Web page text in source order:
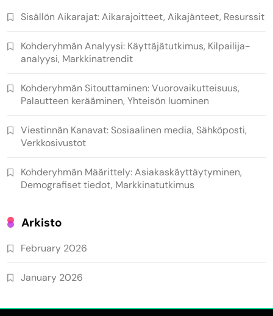
Sisällön Aikarajat: Aikarajoitteet, Aikajänteet, Resurssit
Kohderyhmän Analyysi: Käyttäjätutkimus, Kilpailija-
analyysi, Markkinatrendit
Kohderyhmän Sitouttaminen: Vuorovaikutteisuus,
Palautteen kerääminen, Yhteisön luominen
Viestinnän Kanavat: Sosiaalinen media, Sähköposti,
Verkkosivustot
Kohderyhmän Määrittely: Asiakaskäyttäytyminen,
Demografiset tiedot, Markkinatutkimus
Arkisto
February 2026
January 2026